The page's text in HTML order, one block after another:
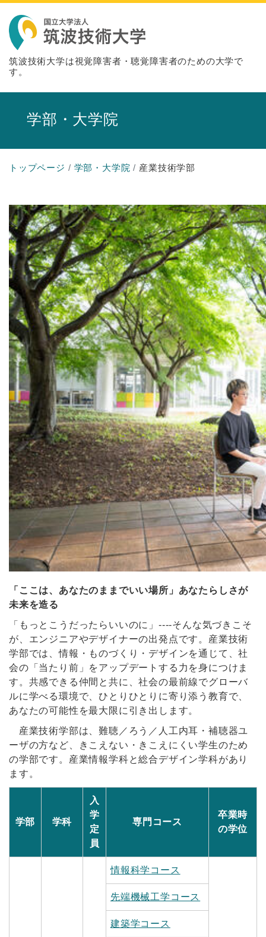
筑波技術大学は視覚障害者・聴覚障害者のための大学で
す。
学部・大学院
トップページ 学部・大学院 産業技術学部
「ここは、あなたのままでいい場所」あなたらしさが
未来を造る
「もっとこうだったらいいのに」----そんな気づきこそ
が、エンジニアやデザイナーの出発点です。産業技術
学部では、情報・ものづくり・デザインを通じて、社
会の「当たり前」をアップデートする力を身につけま
す。共感できる仲間と共に、社会の最前線でグローバ
ルに学べる環境で、ひとりひとりに寄り添う教育で、
あなたの可能性を最大限に引き出します。
産業技術学部は、難聴／ろう／人工内耳・補聴器ユ
ーザの方など、きこえない・きこえにくい学生のため
の学部です。産業情報学科と総合デザイン学科があり
ます。
学部 学科
入
学
定
員
専門コース
卒業時
の学位
情報科学コース
先端機械工学コース
建築学コース